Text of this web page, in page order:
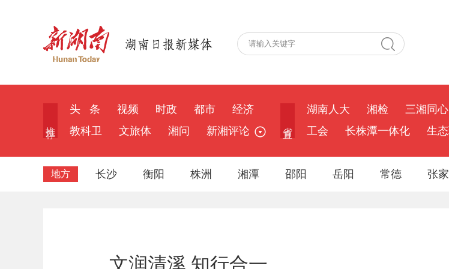
头 条 视频 时政 都市
经济
教科卫
文旅体 湘问 新湘评论
湖南人大 湘检 三湘同心
工会
长株潭一体化 生
地方 长沙 衡阳 株洲 湘潭 邵阳 岳阳 常德 张
文润清溪 知行合一